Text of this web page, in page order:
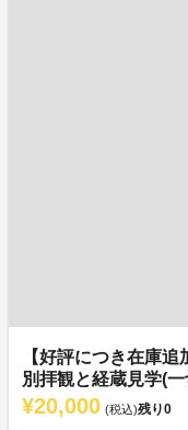
【好評につき在庫
別拝観と経蔵見学(
¥20,000 (税込)残り0